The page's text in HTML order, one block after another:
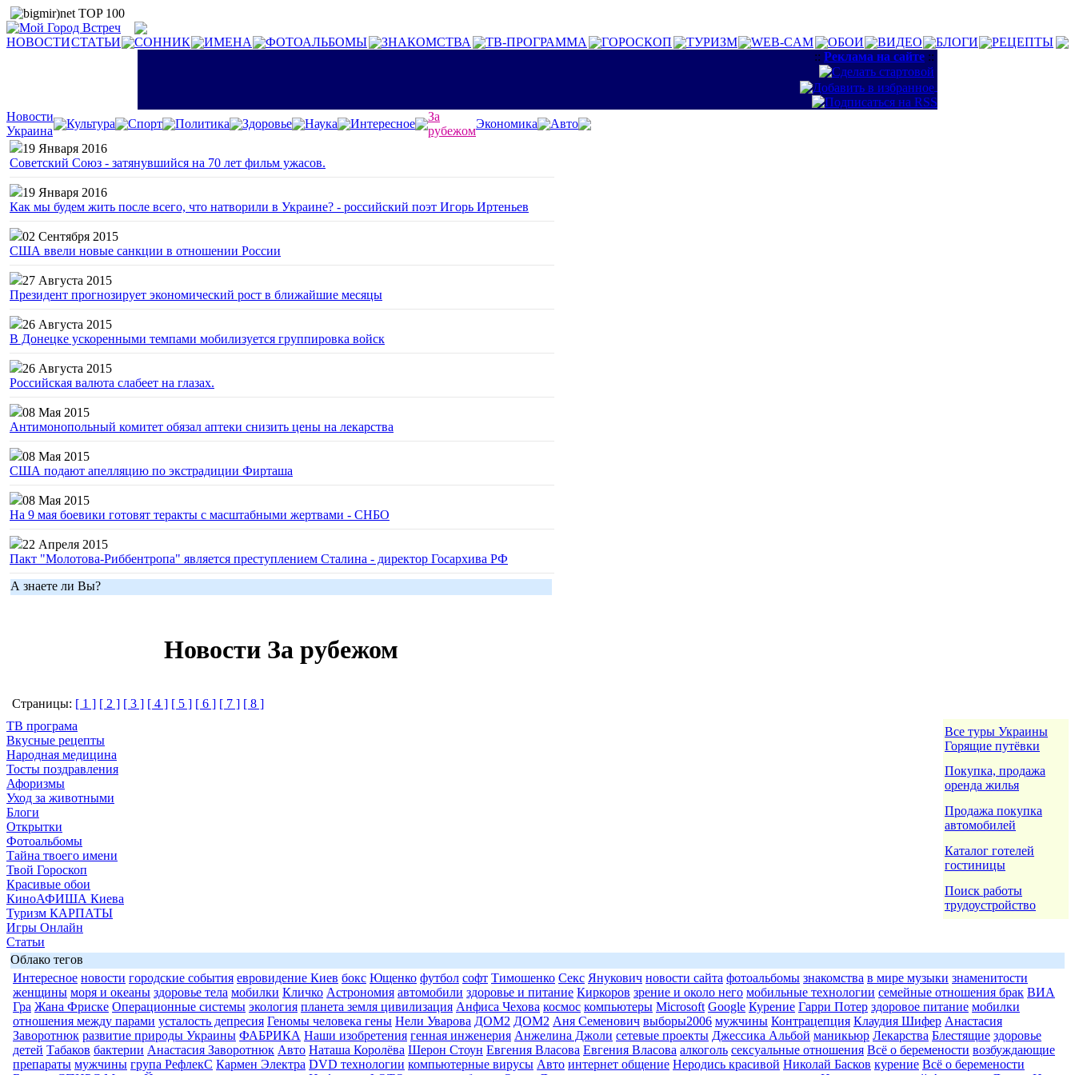
НОВОСТИСТАТЬИ СОННИК ИМЕНА ФОТОАЛЬБОМЫ ЗНАКОМСТВА ТВ-ПРОГРАММА ГОРОСКОП ТУРИЗМ WEB-CAM ОБОИ ВИДЕО БЛОГИ
РЕЦЕПТЫ
:: Реклама на сайте ::
Новости
Украина
Культура Спорт Политика Здоровье Наука Интересное
За
рубежом
Экономика
Авто
19 Января 2016
Советский Союз - затянувшийся на 70 лет фильм ужасов.
19 Января 2016
Как мы будем жить после всего, что натворили в Украине? - российский поэт Игорь Иртеньев
02 Сентября 2015
США ввели новые санкции в отношении России
27 Августа 2015
Президент прогнозирует экономический рост в ближайшие месяцы
26 Августа 2015
В Донецке ускоренными темпами мобилизуется группировка войск
26 Августа 2015
Российская валюта слабеет на глазах.
08 Мая 2015
Антимонопольный комитет обязал аптеки снизить цены на лекарства
08 Мая 2015
США подают апелляцию по экстрадиции Фирташа
08 Мая 2015
На 9 мая боевики готовят теракты с масштабными жертвами - СНБО
22 Апреля 2015
Пакт "Молотова-Риббентропа" является преступлением Сталина - директор Госархива РФ
А знаете ли Вы?
Новости За рубежом
Страницы: [ 1 ] [ 2 ] [ 3 ] [ 4 ] [ 5 ] [ 6 ] [ 7 ] [ 8 ]
ТВ програма
Вкусные рецепты
Народная медицина
Тосты поздравления
Афоризмы
Уход за животными
Блоги
Открытки
Фотоальбомы
Тайна твоего имени
Твой Гороскоп
Красивые обои
КиноАФИША Киева
Туризм КАРПАТЫ
Игры Онлайн
Статьи
Все туры Украины
Горящие путёвки
Покупка, продажа
оренда жилья
Продажа покупка
автомобилей
Каталог готелей
гостиницы
Поиск работы
трудоустройство
Облако тегов
Интересное новости городские события евровидение Киев бокс Ющенко футбол софт Тимошенко Секс Янукович новости сайта фотоальбомы знакомства в мире музыки знаменитости
женщины моря и океаны здоровье тела мобилки Кличко Астрономия автомобили здоровье и питание Киркоров зрение и около него мобильные технологии семейные отношения брак ВИА
Гра Жана Фриске Операционные системы экология планета земля цивилизация Анфиса Чехова космос компьютеры Microsoft Google Курение Гарри Потер здоровое питание мобилки
отношения между парами усталость депресия Геномы человека гены Нели Уварова ДОМ2 ДОМ2 Аня Семенович выборы2006 мужчины Контрацепция Клаудия Шифер Анастасия
Заворотнюк развитие природы Украины ФАБРИКА Наши изобретения генная инженерия Анжелина Джоли сетевые проекты Джессика Альбой маникьюр Лекарства Блестящие здоровье
детей Табаков бактерии Анастасия Заворотнюк Авто Наташа Королёва Шерон Стоун Евгения Власова Евгения Власова алкоголь сексуальные отношения Всё о беремености возбуждающие
препараты мужчины група РефлекС Кармен Электра DVD технологии компьютерные вирусы Авто интернет общение Неродись красивой Николай Басков курение Всё о беремености